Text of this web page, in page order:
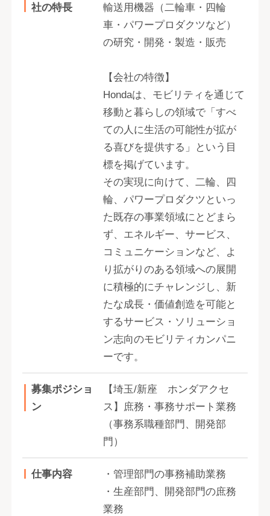
社の特長
輸送用機器（二輪車・四輪
車・パワープロダクツなど）
の研究・開発・製造・販売
【会社の特徴】
Hondaは、モビリティを通じて
移動と暮らしの領域で「すべ
ての人に生活の可能性が拡が
る喜びを提供する」という目
標を掲げています。
その実現に向けて、二輪、四
輪、パワープロダクツといっ
た既存の事業領域にとどまら
ず、エネルギー、サービス、
コミュニケーションなど、よ
り拡がりのある領域への展開
に積極的にチャレンジし、新
たな成長・価値創造を可能と
するサービス・ソリューショ
ン志向のモビリティカンパニ
ーです。
募集ポジショ
ン
【埼玉/新座 ホンダアクセ
ス】庶務・事務サポート業務
（事務系職種部門、開発部
門）
仕事内容
・管理部門の事務補助業務
・生産部門、開発部門の庶務
業務